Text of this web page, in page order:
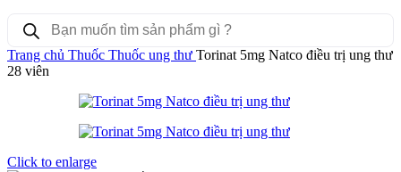
Products
search
Trang chủ Thuốc Thuốc ung thư Torinat 5mg Natco điều trị ung thư
28 viên
Click to enlarge